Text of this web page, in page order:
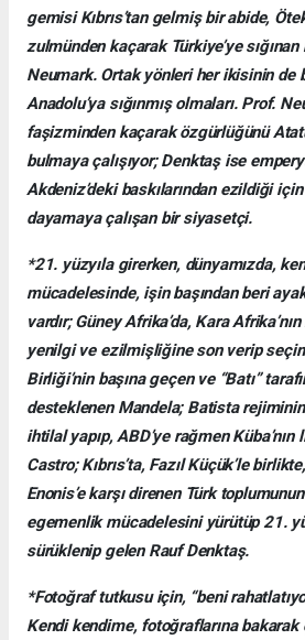
gemisi Kıbrıs’tan gelmiş bir abide,
zulmünden kaçarak Türkiye’ye
Neumark. Ortak yönleri her ikisinin de
Anadolu’ya sığınmış olmaları. Prof.
faşizminden kaçarak özgürlüğünü
bulmaya çalışıyor; Denktaş ise
Akdeniz’deki baskılarından ezildiği için
dayamaya çalışan bir siyasetçi.
*21. yüzyıla girerken, dünyamızda,
mücadelesinde, işin başından beri
vardır; Güney Afrika’da, Kara
yenilgi ve ezilmişliğine son verip
Birliği’nin başına geçen ve “Batı”
desteklenen Mandela; Batista
ihtilal yapıp, ABD’ye rağmen
Castro; Kıbrıs’ta, Fazıl Küçük’le
Enonis’e karşı direnen Türk
egemenlik mücadelesini yürütüp 21.
sürüklenip gelen Rauf Denktaş.
*Fotoğraf tutkusu için, “beni
Kendi kendime, fotoğraflarına